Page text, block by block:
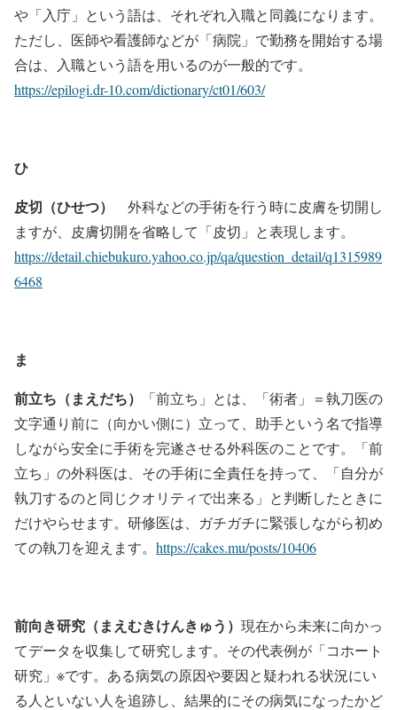
や「入庁」という語は、それぞれ入職と同義になります。
ただし、医師や看護師などが「病院」で勤務を開始する場
合は、入職という語を用いるのが一般的です。
https://epilogi.dr-10.com/dictionary/ct01/603/
ひ
皮切（ひせつ） 外科などの手術を行う時に皮膚を切開し
ますが、皮膚切開を省略して「皮切」と表現します。
https://detail.chiebukuro.yahoo.co.jp/qa/question_detail/q1315989
6468
ま
前立ち（まえだち）
「前立ち」とは、「術者」＝執刀医の
文字通り前に（向かい側に）立って、助手という名で指導
しながら安全に手術を完遂させる外科医のことです。「前
立ち」の外科医は、その手術に全責任を持って、「自分が
執刀するのと同じクオリティで出来る」と判断したときに
だけやらせます。研修医は、ガチガチに緊張しながら初め
ての執刀を迎えます。 https://cakes.mu/posts/10406
前向き研究（まえむきけんきゅう） 現在から未来に向かっ
てデータを収集して研究します。その代表例が「コホート
研究」※です。ある病気の原因や要因と疑われる状況にい
る人といない人を追跡し、結果的にその病気になったかど